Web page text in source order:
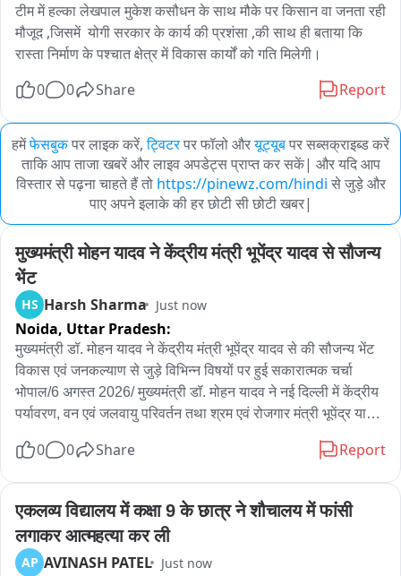
टीम में हल्का लेखपाल मुकेश कसौधन के साथ मौके पर किसान वा जनता रही
मौजूद ,जिसमें  योगी सरकार के कार्य की प्रशंसा ,की साथ ही बताया कि
रास्ता निर्माण के पश्चात क्षेत्र में विकास कार्यों को गति मिलेगी।
0
0 Share Report
हमेंफेसबुकपर लाइक करें, ट्विटरपर फॉलो औरयूट्यूबपर सब्सक्राइब्ड करें
ताकि आप ताजा खबरें और लाइव अपडेट्स प्राप्त कर सकें| और यदि आप
विस्तार से पढ़ना चाहते हैं तो https://pinewz.com/hindi से जुड़े और
पाए अपने इलाके की हर छोटी सी छोटी खबर|
मुख्यमंत्री मोहन यादव ने केंद्रीय मंत्री भूपेंद्र यादव से सौजन्य
भेंट
HS Harsh Sharma Just now
Noida, Uttar Pradesh:
मुख्यमंत्री डॉ. मोहन यादव ने केंद्रीय मंत्री भूपेंद्र यादव से की सौजन्य भेंट
विकास एवं जनकल्याण से जुड़े विभिन्न विषयों पर हुई सकारात्मक चर्चा
भोपाल/6 अगस्त 2026/ मुख्यमंत्री डॉ. मोहन यादव ने नई दिल्ली में केंद्रीय
पर्यावरण, वन एवं जलवायु परिवर्तन तथा श्रम एवं रोजगार मंत्री भूपेंद्र यादव
पर्यावरण संरक्षण, रोजगार संवर्धन तथा जनकल्याण से जुड़े विभिन्न विषयों पर
के लिए केंद्र सरकार के निरंतर सहयोग के प्रति आभार व्यक्त किया तथा
राज्य के हित से जुड़े विभिन्न मुद्दों पर विस्तार से विचार-विमर्श किया। इस
दौरान केंद्र और राज्य सरकार के बेहतर समन्वय के माध्यम से विकास कार्यों
को और गति देने तथा जनहितकारी योजनाओं के प्रभावी क्रियान्वयन पर भी
0 0 Share Report
एकलव्य विद्यालय में कक्षा 9 के छात्र ने शौचालय में फांसी
लगाकर आत्महत्या कर ली
AP AVINASH PATEL Just now